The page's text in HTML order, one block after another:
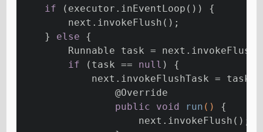
if (executor.inEventLoop()) {
        next.invokeFlush();
    }
else {
Runnable task =
if (task == null ) {
next.invokeFlushTask = task
@Override
public
void run ()
{
                    next.invokeFlush();